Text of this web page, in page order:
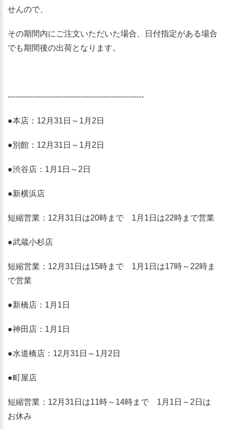
せんので、
その期間内にご注文いただいた場合、日付指定がある場合
でも期間後の出荷となります。
------------------------------------------------------
●本店：12月31日～1月2日
●別館：12月31日～1月2日
●渋谷店：1月1日～2日
●新横浜店
短縮営業：12月31日は20時まで 1月1日は22時まで営業
●武蔵小杉店
短縮営業：12月31日は15時まで 1月1日は17時～22時ま
で営業
●新橋店：1月1日
●神田店：1月1日
●水道橋店：12月31日～1月2日
●町屋店
短縮営業：12月31日は11時～14時まで 1月1日～2日は
お休み